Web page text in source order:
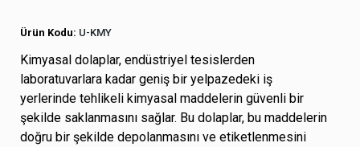
Ürün Kodu: U-KMY
Kimyasal dolaplar, endüstriyel tesislerden
laboratuvarlara kadar geniş bir yelpazedeki iş
yerlerinde tehlikeli kimyasal maddelerin güvenli bir
şekilde saklanmasını sağlar. Bu dolaplar, bu maddelerin
doğru bir şekilde depolanmasını ve etiketlenmesini